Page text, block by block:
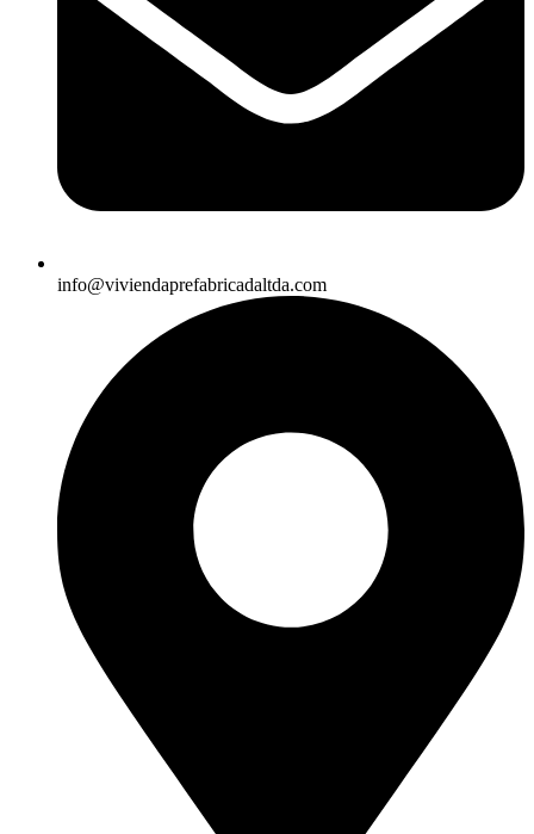
info@viviendaprefabricadaltda.com